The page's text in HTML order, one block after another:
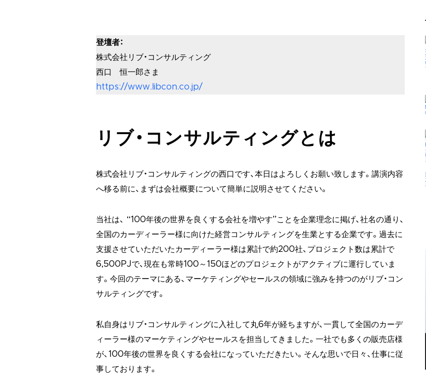
登壇者：
株式会社リブ・コンサルティング
西口 恒一郎さま
https://www.libcon.co.jp/
リブ・コンサルティングとは
株式会社リブ・コンサルティングの西口です、本日はよろしくお願い致します。講演内容
へ移る前に、まずは会社概要について簡単に説明させてください。
当社は、 “100年後の世界を良くする会社を増やす”ことを企業理念に掲げ、社名の通り、
全国のカーディーラー様に向けた経営コンサルティングを生業とする企業です。過去に
支援させていただいたカーディーラー様は累計で約200社、プロジェクト数は累計で
6,500PJで、現在も常時100～150ほどのプロジェクトがアクティブに運行していま
す。今回のテーマにある、マーケティングやセールスの領域に強みを持つのがリブ・コン
サルティングです。
私自身はリブ・コンサルティングに入社して丸6年が経ちますが、一貫して全国のカーデ
ィーラー様のマーケティングやセールスを担当してきました。一社でも多くの販売店様
が、100年後の世界を良くする会社になっていただきたい。そんな思いで日々、仕事に従
事しております。